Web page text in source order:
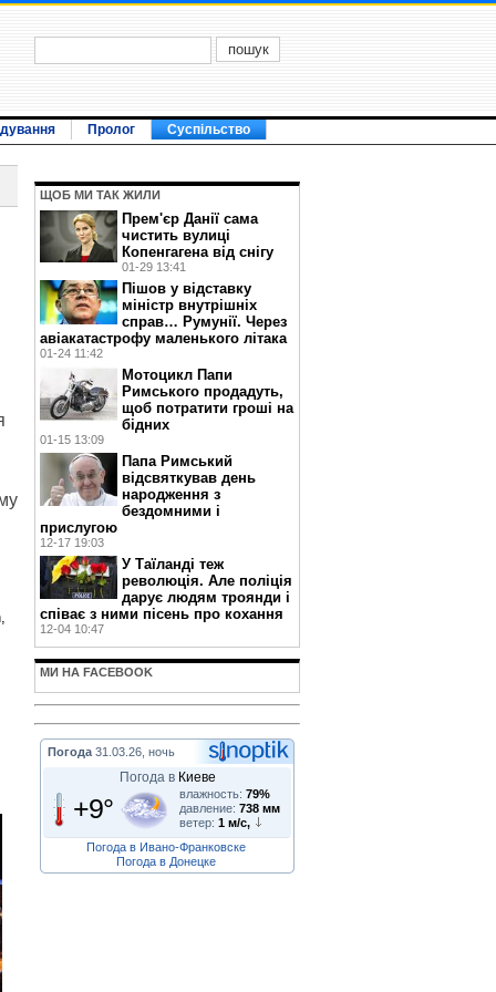
Пролог Суспільство
ЩОБ МИ ТАК ЖИЛИ
Прем'єр Данії сама
чистить вулиці
Копенгагена від снігу
01-29 13:41
Пішов у відставку
міністр внутрішніх
справ… Румунії. Через
авіакатастрофу маленького літака
01-24 11:42
Мотоцикл Папи
Римського продадуть,
щоб потратити гроші на
бідних
01-15 13:09
Папа Римський
відсвяткував день
народження з
бездомними і
прислугою
12-17 19:03
У Таїланді теж
революція. Але поліція
дарує людям троянди і
співає з ними пісень про кохання
12-04 10:47
МИ НА FACEBOOK
Погода 31.03.26, ночь
Погода в Киеве
+9° влажность: 79%
давление: 738 мм
ветер: 1 м/с,
Погода в Ивано-Франковске
Погода в Донецке